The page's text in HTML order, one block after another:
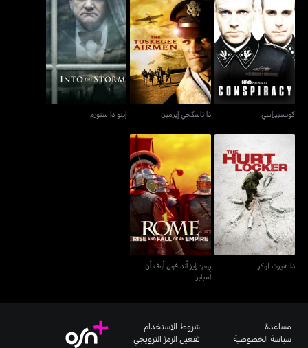
كونسبيراسي
كونسبيراسي
ذا تاسكجي إيرمين
ذا تاسكجي إيرمين
إنتو ذا ستورم
إنتو ذا ستورم
ذا هيرت لوكر
ذا هيرت لوكر
روم: رايز أند فول أوف أن
أمباير
روم: رايز أند فول أوف أن
أمباير
مساعدة
سياسة الخصوصية
شروط الاستخدام
تفعيل الرمز الترويجي